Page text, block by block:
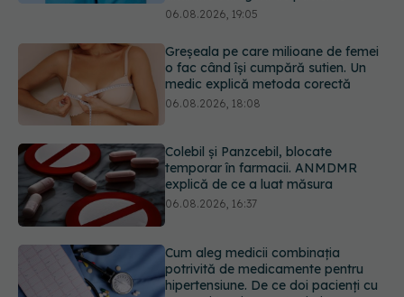
medic explică metoda corectă
Colebil și Panzcebil, blocate
temporar în farmacii. ANMDMR
Cum aleg medicii combinația
potrivită de medicamente pentru
tratamente diferite
06.08.2026, 16:19